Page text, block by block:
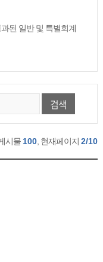
된 일반 및 특별회계
검색
시물 100 , 현재페이지2/10